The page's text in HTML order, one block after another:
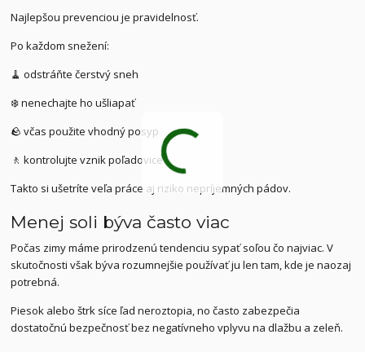
Najlepšou prevenciou je pravidelnosť.
Po každom snežení:
🧹 odstráňte čerstvý sneh
❄️ nenechajte ho ušliapať
🪨 včas použite vhodný posyp
🚶 kontrolujte vznik poľadovice
Takto si ušetríte veľa práce aj riziko nepríjemných pádov.
Menej soli býva často viac
Počas zimy máme prirodzenú tendenciu sypať soľou čo najviac. V
skutočnosti však býva rozumnejšie používať ju len tam, kde je naozaj
potrebná.
Piesok alebo štrk síce ľad neroztopia, no často zabezpečia
dostatočnú bezpečnosť bez negatívneho vplyvu na dlažbu a zeleň.